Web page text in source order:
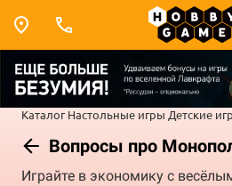
Каталог Настольные игры Детские
Вопросы про
Играйте в экономику с